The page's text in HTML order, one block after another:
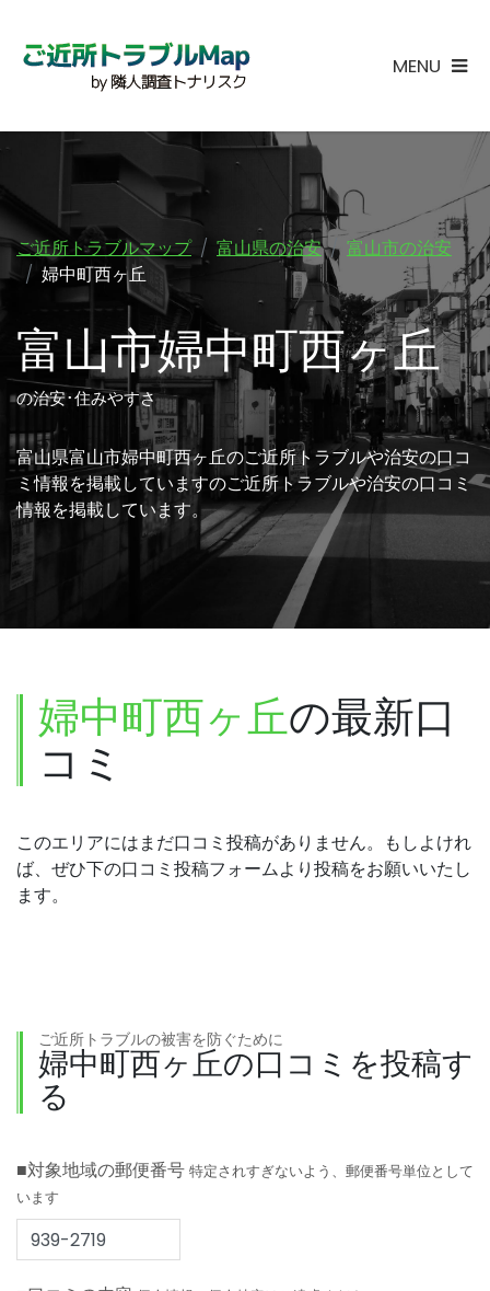
MENU
ご近所トラブルマップ 富山県の治安
富山市の治安
婦中町西ヶ丘
富山市婦中町西ヶ丘
の治安･住みやすさ
富山県富山市婦中町西ヶ丘のご近所トラブルや治安の口コ
ミ情報を掲載していますのご近所トラブルや治安の口コミ
情報を掲載しています。
婦中町西ヶ丘の最新口
コミ
このエリアにはまだ口コミ投稿がありません。もしよけれ
ば、ぜひ下の口コミ投稿フォームより投稿をお願いいたし
ます。
ご近所トラブルの被害を防ぐために
婦中町西ヶ丘の口コミを投稿す
る
■対象地域の郵便番号 特定されすぎないよう、郵便番号単位として
います